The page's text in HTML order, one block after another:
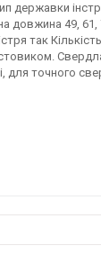
державки
довжина 49,
так
для точного